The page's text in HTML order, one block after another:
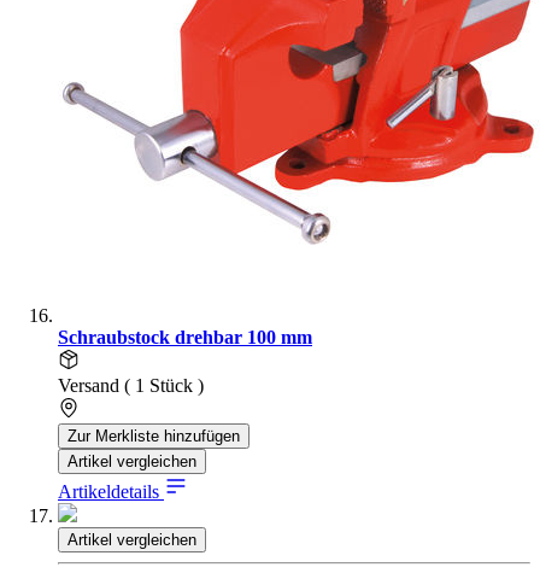
Schraubstock drehbar 100 mm
Versand ( 1 Stück )
Zur Merkliste hinzufügen
Artikel vergleichen
Artikeldetails
Artikel vergleichen